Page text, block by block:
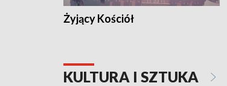
Żyjący Kościół
KULTURA I SZTUKA